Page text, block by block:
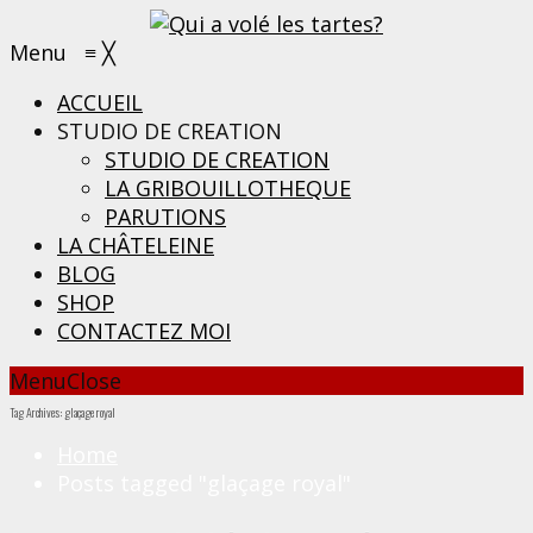
Menu ≡ ╳
ACCUEIL
STUDIO DE CREATION
STUDIO DE CREATION
LA GRIBOUILLOTHEQUE
PARUTIONS
LA CHÂTELEINE
BLOG
SHOP
CONTACTEZ MOI
MenuClose
Tag Archives: glaçage royal